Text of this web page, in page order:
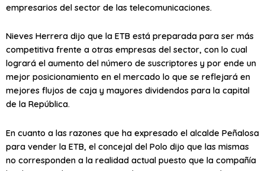
empresarios del sector de las telecomunicaciones.
Nieves Herrera dijo que la ETB está preparada para ser más
competitiva frente a otras empresas del sector, con lo cual
logrará el aumento del número de suscriptores y por ende un
mejor posicionamiento en el mercado lo que se reflejará en
mejores flujos de caja y mayores dividendos para la capital
de la República.
En cuanto a las razones que ha expresado el alcalde Peñalosa
para vender la ETB, el concejal del Polo dijo que las mismas
no corresponden a la realidad actual puesto que la compañía